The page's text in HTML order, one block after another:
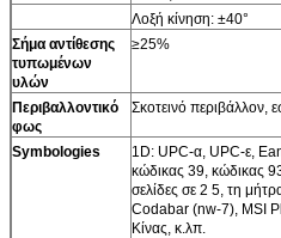
Λοξή κίνηση: ±40°
Σήμα αντίθεσης
τυπωμένων
υλών
≥25%
Περιβαλλοντικό
φως
Σκοτεινό περιβάλλον,
Symbologies
1D: UPC-α, UPC-ε,
κώδικας 39, κώδικας
σελίδες σε 2 5, τη
Codabar (nw-7), MSI
Κίνας, κ.λπ.